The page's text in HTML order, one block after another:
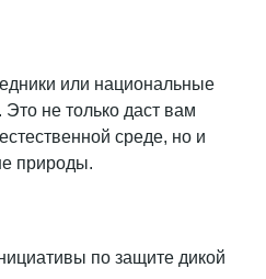
или национальные
Это не только даст вам
среде, но и
природы.
по защите дикой